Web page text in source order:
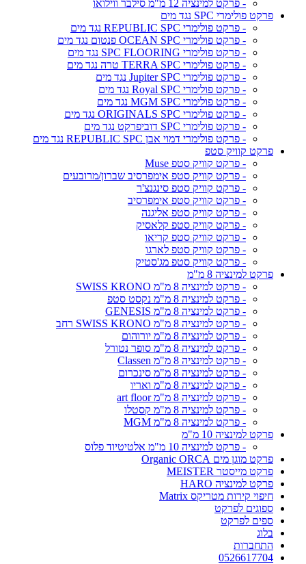
- פרקט למינציה 12 מ"מ סילבר ווילואו
פרקט פולימרי SPC נגד מים
- פרקט פולימרי REPUBLIC SPC נגד מים
- פרקט פולימרי OCEAN SPC פנטום נגד מים
- פרקט פולימרי SPC FLOORING נגד מים
- פרקט פולימרי TERRA SPC טרה נגד מים
- פרקט פולימרי Jupiter SPC נגד מים
- פרקט פולימרי Royal SPC נגד מים
- פרקט פולימרי MGM SPC נגד מים
- פרקט פולימרי ORIGINALS SPC נגד מים
- פרקט פולימרי SPC דוביפרקט נגד מים
- פרקט פולימרי דמוי אבן REPUBLIC SPC נגד מים
פרקט קוויק סטפ
- פרקט קוויק סטפ Muse
- פרקט קוויק סטפ אימפרסיב שברון/מרובעים
- פרקט קוויק סטפ סינגנצ'ר
- פרקט קוויק סטפ אימפרסיב
- פרקט קוויק סטפ אליגנה
- פרקט קוויק סטפ קלאסיק
- פרקט קוויק סטפ קריאו
- פרקט קוויק סטפ לארגו
- פרקט קוויק סטפ מג'סטיק
פרקט למינציה 8 מ"מ
- פרקט למינציה 8 מ"מ SWISS KRONO
- פרקט למינציה 8 מ"מ נקסט סטפ
- פרקט למינציה 8 מ"מ GENESIS
- פרקט למינציה 8 מ"מ SWISS KRONO רחב
- פרקט למינציה 8 מ"מ יורוהום
- פרקט למינציה 8 מ"מ סופר נטורל
- פרקט למינציה 8 מ"מ Classen
- פרקט למינציה 8 מ"מ סינכרום
- פרקט למינציה 8 מ"מ ואריו
- פרקט למינציה 8 מ"מ art floor
- פרקט למינציה 8 מ"מ קסטלו
- פרקט למינציה 8 מ"מ MGM
פרקט למינציה 10 מ"מ
- פרקט למינציה 10 מ"מ אלטיטיוד פלוס
פרקט מוגן מים Organic ORCA
פרקט מייסטר MEISTER
פרקט למינציה HARO
חיפוי קירות מטריקס Matrix
ספוגים לפרקט
ספים לפרקט
בלוג
התחברות
0526617704